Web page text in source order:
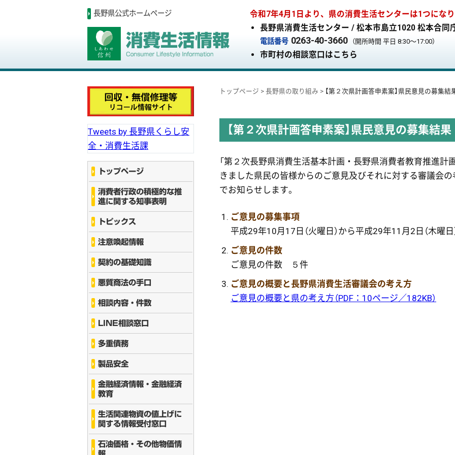
長野県公式ホームページ
令和7年4月1日より、県の消費生活センターは1つにな
長野県消費生活センター / 松本市島立1020 松本合同
電話番号 0263-40-3660 （開所時間 平日 8:30〜17:00）
市町村の相談窓口はこちら
トップページ > 長野県の取り組み > 【第２次県計画答申素案】県民意見の募集結
【第２次県計画答申素案】県民意見の募集結果
「第２次長野県消費生活基本計画・長野県消費者教育推進計
きました県民の皆様からのご意見及びそれに対する審議会
でお知らせします。
ご意見の募集事項
平成29年10月17日（火曜日）から平成29年11月2日（木曜日
ご意見の件数
ご意見の件数 ５件
ご意見の概要と長野県消費生活審議会の考え方
ご意見の概要と県の考え方（PDF：10ページ／182KB）
Tweets by 長野県くらし安
全・消費生活課
トップページ
消費者行政の積極的な推
進に関する知事表明
トピックス
注意喚起情報
契約の基礎知識
悪質商法の手口
相談内容・件数
LINE相談窓口
多重債務
製品安全
金融経済情報・金融経済
教育
生活関連物資の値上げに
関する情報受付窓口
石油価格・その他物価情